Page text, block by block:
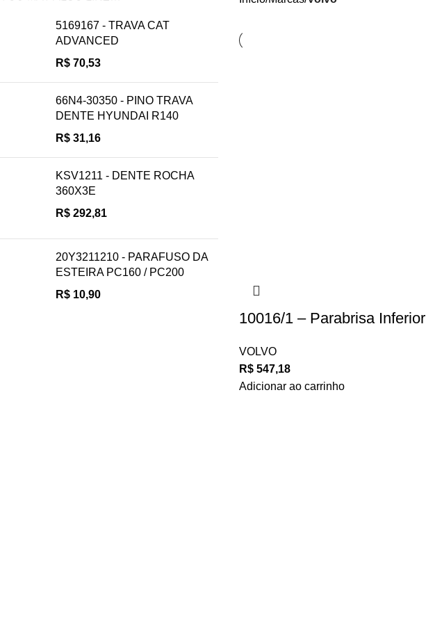
5169167 - TRAVA CAT
ADVANCED
R$ 70,53
66N4-30350 - PINO TRAVA
DENTE HYUNDAI R140
R$ 31,16
KSV1211 - DENTE ROCHA
360X3E
R$ 292,81
20Y3211210 - PARAFUSO DA
ESTEIRA PC160 / PC200
R$ 10,90
10016/1 – Parabrisa Inferior
VOLVO
R$547,18
Adicionar ao carrinho